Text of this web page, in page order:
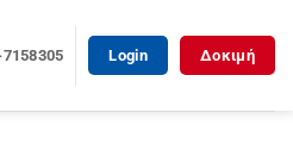
Login Δοκιμή